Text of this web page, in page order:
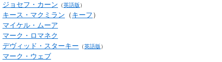
ジョセフ・カーン （英語版 ）
キース・マクミラン （キーフ）
マイケル・ムーア
マーク・ロマネク
デヴィッド・スターキー （英語版 ）
マーク・ウェブ